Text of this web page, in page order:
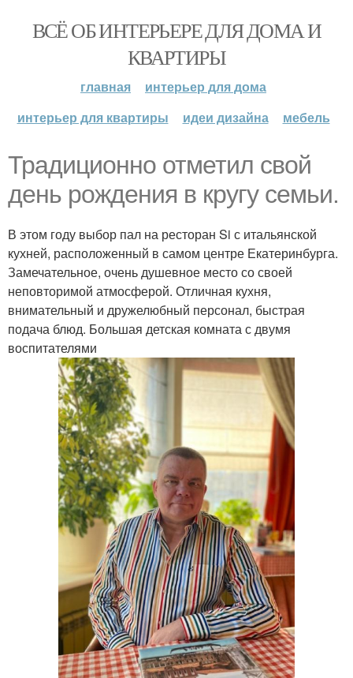
ВСЁ ОБ ИНТЕРЬЕРЕ ДЛЯ ДОМА И
КВАРТИРЫ
главная
интерьер для дома
интерьер для квартиры
идеи дизайна мебель
Традиционно отметил свой
день рождения в кругу семьи.
В этом году выбор пал на ресторан Si с итальянской
кухней, расположенный в самом центре Екатеринбурга.
Замечательное, очень душевное место со своей
неповторимой атмосферой. Отличная кухня,
внимательный и дружелюбный персонал, быстрая
подача блюд. Большая детская комната с двумя
воспитателями